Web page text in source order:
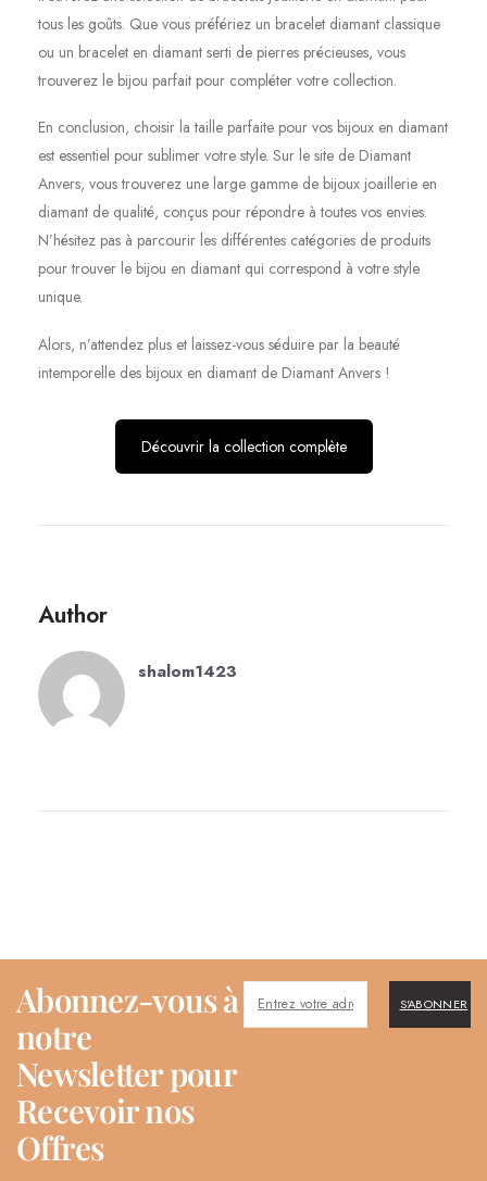
tous les goûts. Que vous préfériez un bracelet diamant classique
ou un bracelet en diamant serti de pierres précieuses, vous
trouverez le bijou parfait pour compléter votre collection.
En conclusion, choisir la taille parfaite pour vos bijoux en diamant
est essentiel pour sublimer votre style. Sur le site de Diamant
Anvers, vous trouverez une large gamme de bijoux joaillerie en
diamant de qualité, conçus pour répondre à toutes vos envies.
N’hésitez pas à parcourir les différentes catégories de produits
pour trouver le bijou en diamant qui correspond à votre style
unique.
Alors, n’attendez plus et laissez-vous séduire par la beauté
intemporelle des bijoux en diamant de Diamant Anvers !
Découvrir la collection complète
Author
shalom1423
Abonnez-vous à
notre
Newsletter pour
Recevoir nos
Offres
S'ABONNER